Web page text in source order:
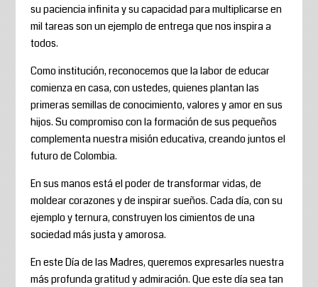
su paciencia infinita y su capacidad para multiplicarse en
mil tareas son un ejemplo de entrega que nos inspira a
todos.
Como institución, reconocemos que la labor de educar
comienza en casa, con ustedes, quienes plantan las
primeras semillas de conocimiento, valores y amor en sus
hijos. Su compromiso con la formación de sus pequeños
complementa nuestra misión educativa, creando juntos el
futuro de Colombia.
En sus manos está el poder de transformar vidas, de
moldear corazones y de inspirar sueños. Cada día, con su
ejemplo y ternura, construyen los cimientos de una
sociedad más justa y amorosa.
En este Día de las Madres, queremos expresarles nuestra
más profunda gratitud y admiración. Que este día sea tan